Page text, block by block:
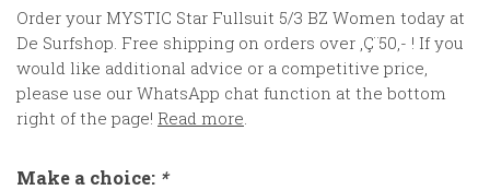
Order your MYSTIC Star Fullsuit 5/3 BZ Women today at
De Surfshop. Free shipping on orders over ‚Ç¨50,- ! If you
would like additional advice or a competitive price,
please use our WhatsApp chat function at the bottom
right of the page! Read more.
Make a choice: *